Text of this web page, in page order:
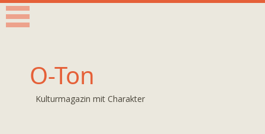
O-Ton
Kulturmagazin mit Charakter